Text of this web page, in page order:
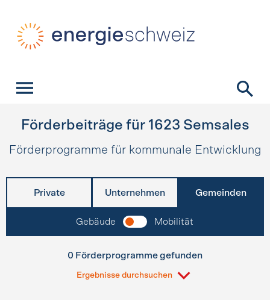
Förderbeiträge für 1623 Semsales
Förderprogramme für kommunale Entwicklung
Private Unternehmen Gemeinden
Gebäude Mobilität
0 Förderprogramme gefunden
Ergebnisse durchsuchen